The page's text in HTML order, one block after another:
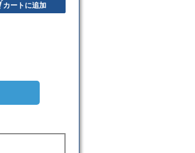
カートに追加